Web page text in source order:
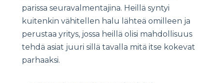
parissa seuravalmentajina. Heillä syntyi
kuitenkin vähitellen halu lähteä omilleen ja
perustaa yritys, jossa heillä olisi mahdollisuus
tehdä asiat juuri sillä tavalla mitä itse kokevat
parhaaksi.